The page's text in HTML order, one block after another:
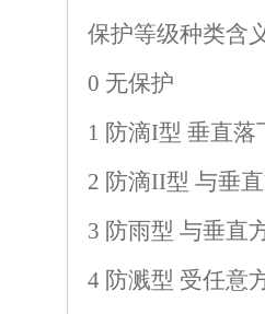
保护等级种类含
0 无保护
1 防滴I型 垂直
2 防滴II型 与垂
3 防雨型 与垂直
4 防溅型 受任意